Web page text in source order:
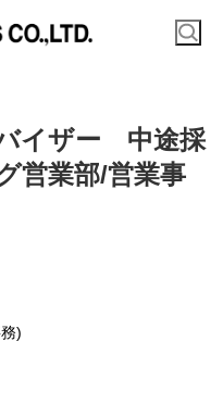
イザー 中途採
営業部/営業事
)